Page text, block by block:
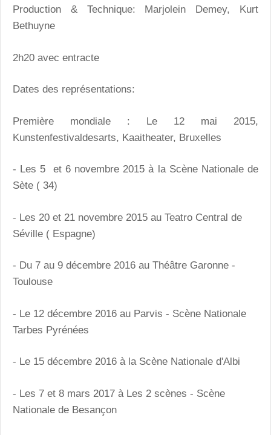
Production & Technique: Marjolein Demey, Kurt
Bethuyne
2h20 avec entracte
Dates des représentations:
Première mondiale : Le 12 mai 2015,
Kunstenfestivaldesarts, Kaaitheater, Bruxelles
- Les 5 et 6 novembre 2015 à la Scène Nationale de
Sète ( 34)
- Les 20 et 21 novembre 2015 au Teatro Central de
Séville ( Espagne)
- Du 7 au 9 décembre 2016 au Théâtre Garonne -
Toulouse
- Le 12 décembre 2016 au Parvis - Scène Nationale
Tarbes Pyrénées
- Le 15 décembre 2016 à la Scène Nationale d'Albi
- Les 7 et 8 mars 2017 à Les 2 scènes - Scène
Nationale de Besançon